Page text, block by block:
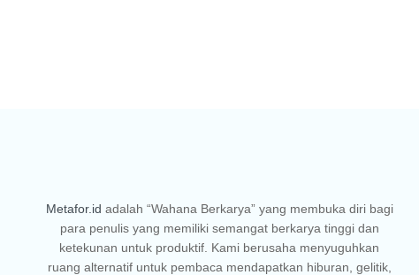
Metafor.id adalah “Wahana Berkarya” yang membuka diri bagi
para penulis yang memiliki semangat berkarya tinggi dan
ketekunan untuk produktif. Kami berusaha menyuguhkan
ruang alternatif untuk pembaca mendapatkan hiburan, gelitik,